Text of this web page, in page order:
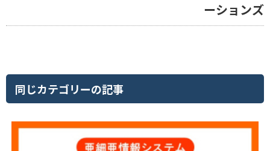
ーションズ
同じカテゴリーの記事